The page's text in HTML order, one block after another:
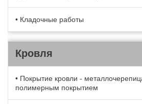
• Кладочные работы
Кровля
• Покрытие кровли -
полимерным покрытием